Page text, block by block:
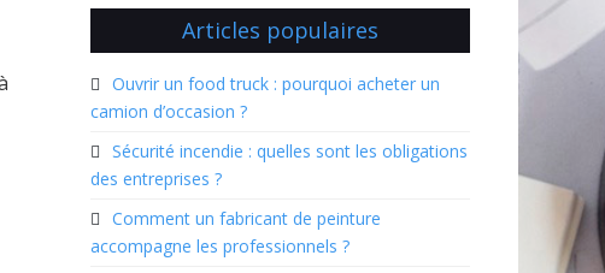
Articles populaires
Ouvrir un food truck : pourquoi acheter un
camion d’occasion ?
Sécurité incendie : quelles sont les obligations
des entreprises ?
Comment un fabricant de peinture
accompagne les professionnels ?